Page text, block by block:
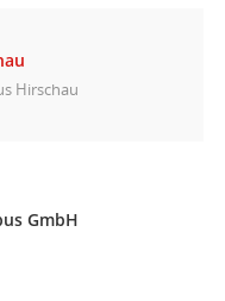
Hirschau
GmbH